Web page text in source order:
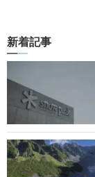
新着記事